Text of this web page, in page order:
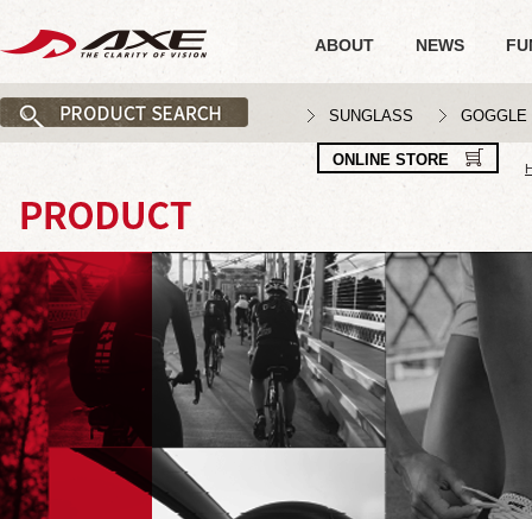
ABOUT NEWS
SUNGLASS GOGGLE
ONLINE STORE